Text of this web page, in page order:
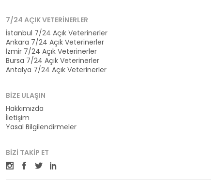
7/24 AÇIK VETERINERLER
İstanbul 7/24 Açık Veterinerler
Ankara 7/24 Açık Veterinerler
İzmir 7/24 Açık Veterinerler
Bursa 7/24 Açık Veterinerler
Antalya 7/24 Açık Veterinerler
BIZE ULAŞIN
Hakkımızda
İletişim
Yasal Bilgilendirmeler
BIZI TAKIP ET